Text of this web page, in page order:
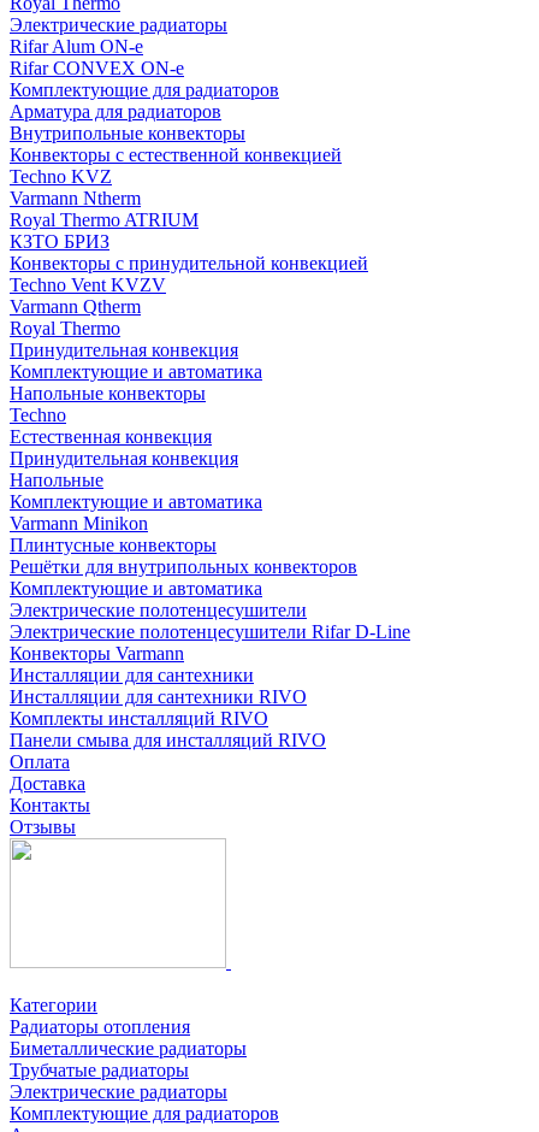
Электрические радиаторы
Rifar Alum ON-e
Rifar CONVEX ON-e
Комплектующие для радиаторов
Арматура для радиаторов
Внутрипольные конвекторы
Конвекторы с естественной конвекцией
Techno KVZ
Varmann Ntherm
Royal Thermo ATRIUM
КЗТО БРИЗ
Конвекторы с принудительной конвекцией
Techno Vent KVZV
Varmann Qtherm
Royal Thermo
Принудительная конвекция
Комплектующие и автоматика
Напольные конвекторы
Techno
Естественная конвекция
Принудительная конвекция
Напольные
Комплектующие и автоматика
Varmann Minikon
Плинтусные конвекторы
Решётки для внутрипольных конвекторов
Комплектующие и автоматика
Электрические полотенцесушители
Электрические полотенцесушители Rifar D-Line
Конвекторы Varmann
Инсталляции для сантехники
Инсталляции для сантехники RIVO
Комплекты инсталляций RIVO
Панели смыва для инсталляций RIVO
Оплата
Доставка
Контакты
Отзывы
Категории
Радиаторы отопления
Биметаллические радиаторы
Трубчатые радиаторы
Электрические радиаторы
Комплектующие для радиаторов